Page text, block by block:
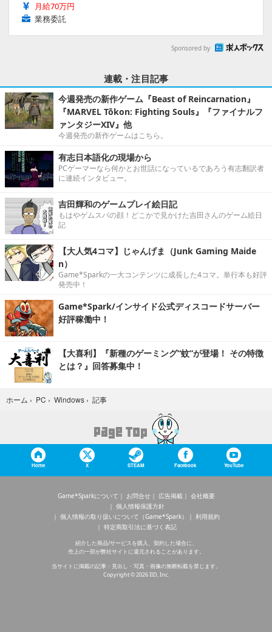
月給70万円
業務委託
Sponsored by
連載・注目記事
今週発売の新作ゲーム『Beast of Reincarnation』
『MARVEL Tōkon: Fighting Souls』『ファイナルフ
ァンタジーXIV』他
今週発売の新作ゲームはこちら。
有志日本語化の現場から
PCゲーマーなら何かとお世話になっているであろう有志翻訳者
に連続インタビュー。
吉田輝和のゲームプレイ絵日記
もはやゲムスパの顔！どこかで見かけた吉田さんのゲーム絵日
記
【大人気4コマ】じゃんげま（Junk Gaming Maide
n）
Game*Sparkの一大コンテンツに成長した4コマ。単行本も好評
発売中！
Game*Spark/インサイド公式ディスコードサーバー
好評稼働中！
【大喜利】『新種のゲーミング“蚊”が登場！ その特徴
とは？』回答募集中！
ホーム › PC › Windows › 記事
Home X STEAM Facebook YouTube
Game*Sparkについて お問合せ 広告掲載
会社概要
個人情報保護方針
個人情報の取り扱いについて（Game*Spark）
利用規約
特定商取引法に基づく表記
紹介した商品/サービスを購入、契約した場合に、
売上の一部が弊社サイトに還元されることがあります。
当サイトに掲載の記事・見出し・写真・画像の無断転載を禁じます。
Copyright © 2026 IID, Inc.